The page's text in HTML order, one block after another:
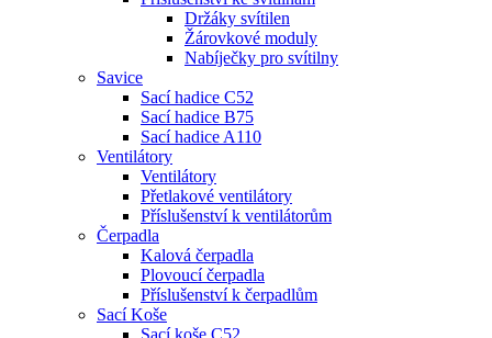
Držáky svítilen
Žárovkové moduly
Nabíječky pro svítilny
Savice
Sací hadice C52
Sací hadice B75
Sací hadice A110
Ventilátory
Ventilátory
Přetlakové ventilátory
Příslušenství k ventilátorům
Čerpadla
Kalová čerpadla
Plovoucí čerpadla
Příslušenství k čerpadlům
Sací Koše
Sací koše C52